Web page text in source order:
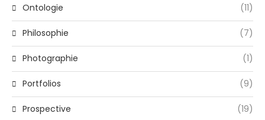
Ontologie (11)
Philosophie (7)
Photographie (1)
Portfolios (9)
Prospective (19)